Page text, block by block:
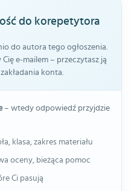
do korepetytora
do autora tego ogłoszenia.
e-mailem – przeczytasz ją
konta.
– wtedy odpowiedź przyjdzie
klasa, zakres materiału
oceny, bieżąca pomoc
Ci pasują